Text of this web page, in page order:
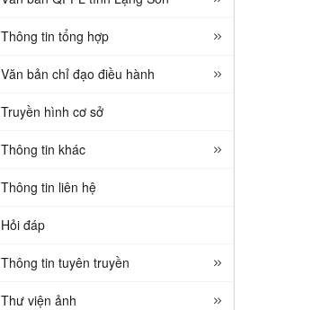
Thông tin tổng hợp
Văn bản chỉ đạo điều hành
Truyền hình cơ sở
Thông tin khác
Thông tin liên hệ
Hỏi đáp
Thông tin tuyên truyền
Thư viện ảnh